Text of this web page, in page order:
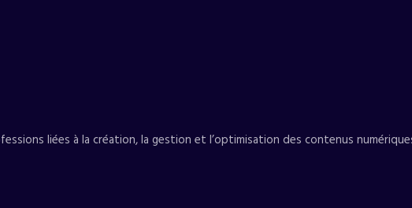
liées à la création, la gestion et l’optimisation des contenus